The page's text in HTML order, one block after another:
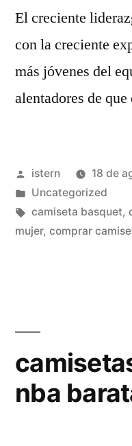
El creciente
con la creciente
más jóvenes del
alentadores de
Publicado
por
istern
18 de
Publicado
en
Uncategorized
Etiquetas:
camiseta basquet,
mujer, comprar
nba